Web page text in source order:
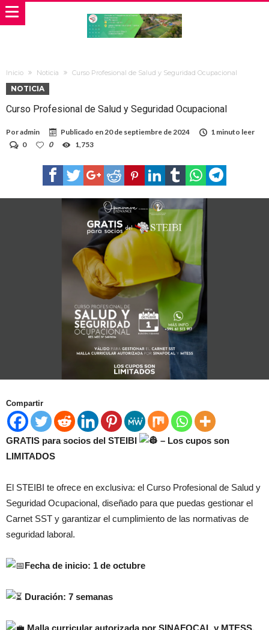
Inicio Noticia Curso Profesional de Salud y Seguridad Ocupacional
NOTICIA
Curso Profesional de Salud y Seguridad Ocupacional
Poradmin Publicado en20 de septiembre de 2024
1 minuto leer
0
0 1,753
Compartir
GRATIS para socios del STEIBI
– Los cupos son
LIMITADOS
El STEIBI te ofrece en exclusiva: el Curso Profesional de Salud y
Seguridad Ocupacional, diseñado para que puedas gestionar el
Carnet SST y garantizar el cumplimiento de las normativas de
seguridad laboral.
Fecha de inicio: 1 de octubre
Duración: 7 semanas